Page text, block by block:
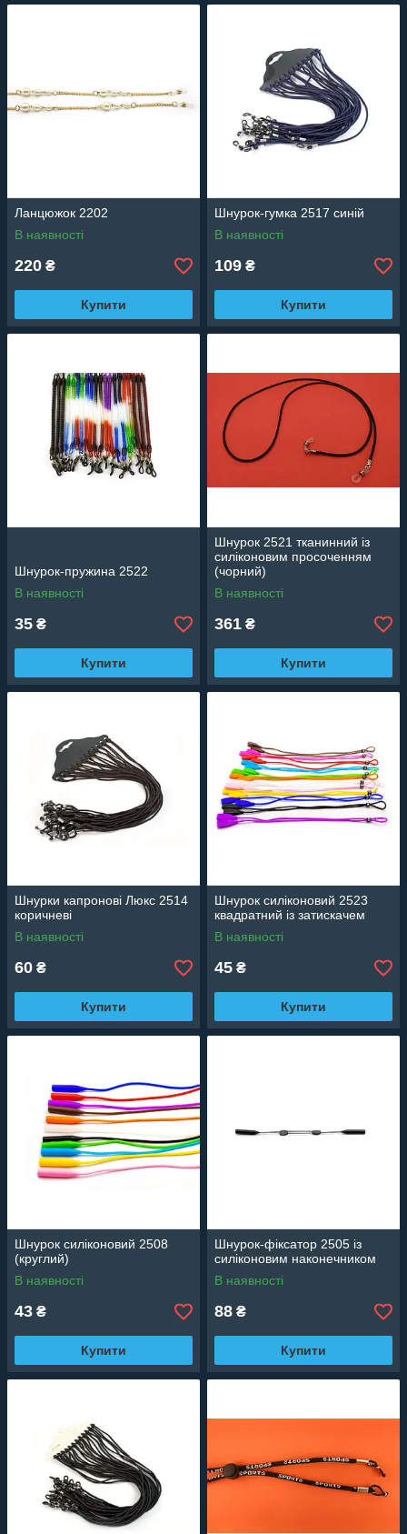
Ланцюжок 2202
В наявності
220 ₴
Купити
Шнурок-гумка 2517 синій
В наявності
109 ₴
Купити
Шнурок-пружина 2522
В наявності
35 ₴
Купити
Шнурок 2521 тканинний із
силіконовим просоченням
(чорний)
В наявності
361 ₴
Купити
Шнурки капронові Люкс 2514
коричневі
В наявності
60 ₴
Купити
Шнурок силіконовий 2523
квадратний із затискачем
В наявності
45 ₴
Купити
Шнурок силіконовий 2508
(круглий)
В наявності
43 ₴
Купити
Шнурок-фіксатор 2505 із
силіконовим наконечником
В наявності
88 ₴
Купити